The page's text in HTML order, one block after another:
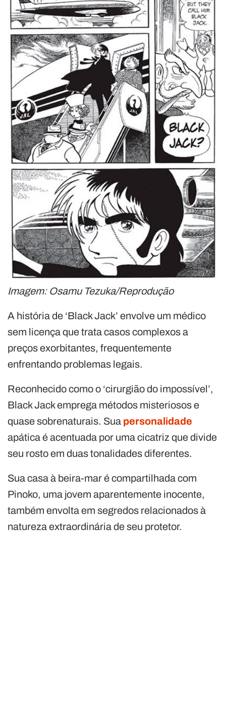
Imagem: Osamu Tezuka/Reprodução
A história de ‘Black Jack’ envolve um médico
sem licença que trata casos complexos a
preços exorbitantes, frequentemente
enfrentando problemas legais.
Reconhecido como o ‘cirurgião do impossível’,
Black Jack emprega métodos misteriosos e
quase sobrenaturais. Sua personalidade
apática é acentuada por uma cicatriz que divide
seu rosto em duas tonalidades diferentes.
Sua casa à beira-mar é compartilhada com
Pinoko, uma jovem aparentemente inocente,
também envolta em segredos relacionados à
natureza extraordinária de seu protetor.